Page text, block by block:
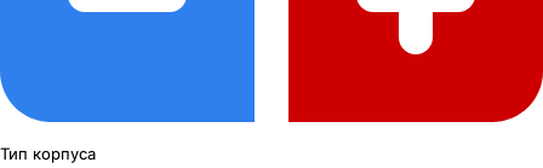
Тип корпуса